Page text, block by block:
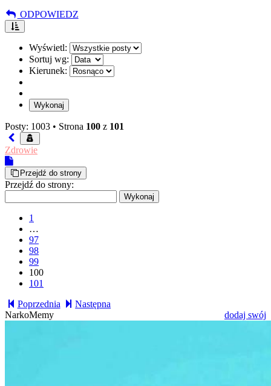
ODPOWIEDZ
Wyświetl:
Sortuj wg:
Kierunek:
Posty: 1003 • Strona 100 z 101
Zdrowie
Przejdź do strony
Przejdź do strony:
1
…
97
98
99
100
101
Poprzednia
Następna
NarkoMemy
dodaj swój